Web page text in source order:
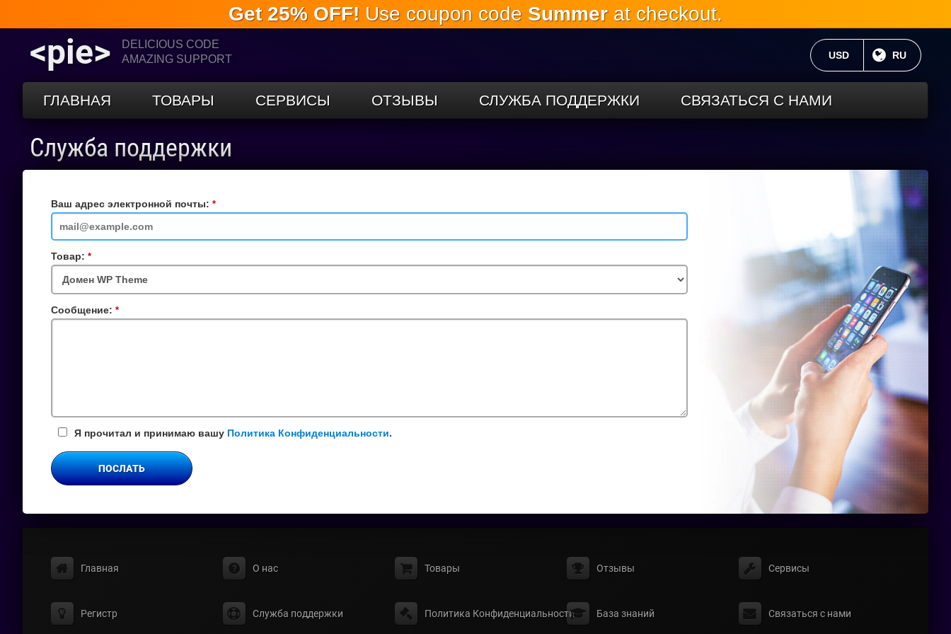
Перейти к
основному
Get 25% OFF! Use coupon code Summerat checkout.
<pie>
DELICIOUS CODE
AMAZING SUPPORT
ТЕКУЩИЙ
RU
ТЕКУЩАЯ ВАЛЮТА:
USD
ГЛАВНАЯ ТОВАРЫ СЕРВИСЫ ОТЗЫВЫ СЛУЖБА ПОДДЕРЖКИ СВЯЗАТЬСЯ С НАМИ
Служба поддержки
Ваш адрес электронной почты:
поле
Товар:
поле
Сообщение:
поле
Я прочитал и принимаю вашу Политика Конфиденциальности.
ПОСЛАТЬ
Главная О нас Товары Отзывы Сервисы
Регистр Служба поддержки Политика Конфиденциальности База знаний Связаться с нами